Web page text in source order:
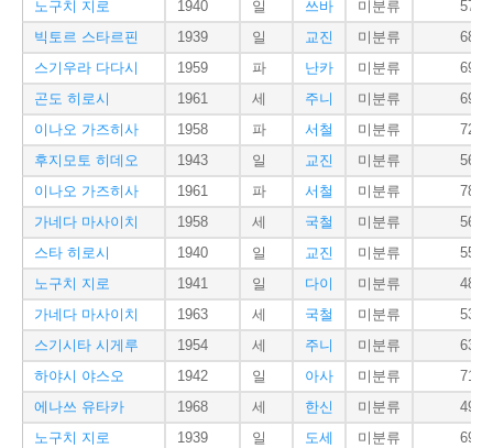
노구치 지로
1940 일 쓰바 미분류
57
빅토르 스타르핀
1939 일 교진 미분류
68
스기우라 다다시
1959 파 난카 미분류
69
곤도 히로시
1961 세 주니 미분류
69
이나오 가즈히사
1958 파 서철 미분류
72
후지모토 히데오
1943 일 교진 미분류
56
이나오 가즈히사
1961 파 서철 미분류
78
가네다 마사이치
1958 세 국철 미분류
56
스타 히로시
1940 일 교진 미분류
55
노구치 지로
1941 일 다이 미분류
48
가네다 마사이치
1963 세 국철 미분류
53
스기시타 시게루
1954 세 주니 미분류
63
하야시 야스오
1942 일 아사 미분류
71
에나쓰 유타카
1968 세 한신 미분류
49
노구치 지로
1939 일 도세 미분류
69